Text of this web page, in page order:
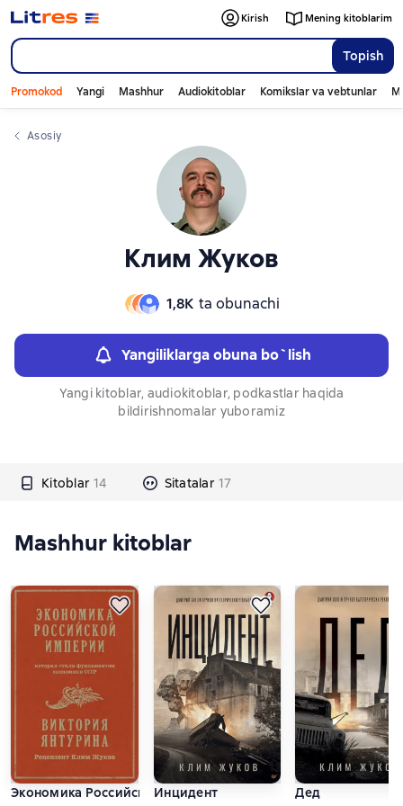
Topish
Kirish Mening kitoblarim
Promokod Yangi Mashhur Audiokitoblar Komikslar va vebtunlar
Asosiy
Клим Жуков
1,8К ta obunachi
Yangiliklarga obuna bo`lish
Yangi kitoblar, audiokitoblar, podkastlar haqida
bildirishnomalar yuboramiz
Kitoblar 14 Sitatalar 17
Слайдер с книгами
Mashhur kitoblar
Экономика Российской империи, которая стала
Инцидент
Дед
Слайдер с книгами